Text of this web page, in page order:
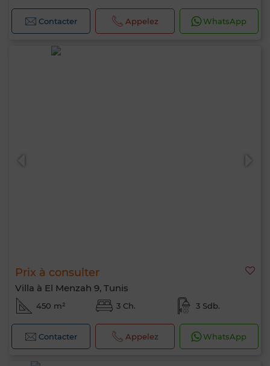
Contacter Appelez WhatsApp
Prix à consulter
Villa à El Menzah 9, Tunis
450 m² 3 Ch. 3 Sdb.
Contacter Appelez WhatsApp